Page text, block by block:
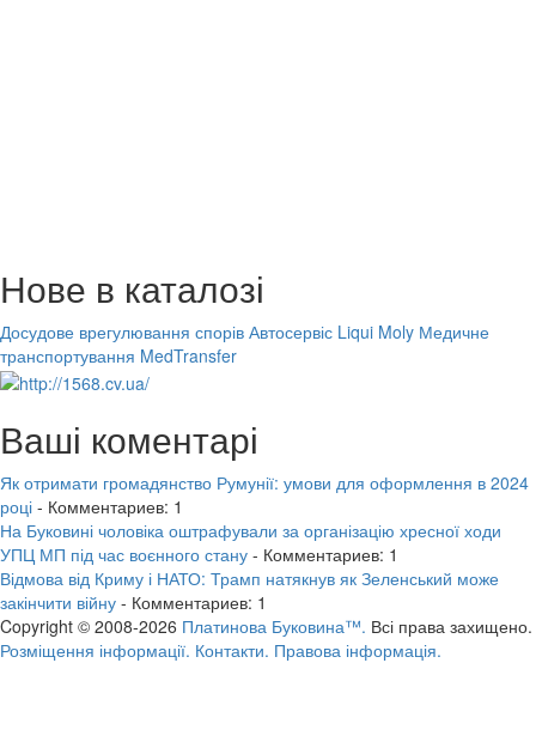
Нове в каталозі
Досудове врегулювання спорів Автосервіс Liqui Moly Медичне
транспортування MedTransfer
Ваші коментарі
Як отримати громадянство Румунії: умови для оформлення в 2024
році - Комментариев: 1
На Буковині чоловіка оштрафували за організацію хресної ходи
УПЦ МП під час воєнного стану - Комментариев: 1
Відмова від Криму і НАТО: Трамп натякнув як Зеленський може
закінчити війну - Комментариев: 1
Copyright © 2008-2026 Платинова Буковина™. Всі права захищено.
Розміщення інформації. Контакти. Правова інформація.